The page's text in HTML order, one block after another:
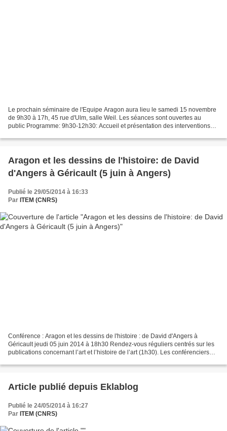
Le prochain séminaire de l'Equipe Aragon aura lieu le samedi 15 novembre
de 9h30 à 17h, 45 rue d'Ulm, salle Weil. Les séances sont ouvertes au
public Programme: 9h30-12h30: Accueil et présentation des interventions
Aragon et les dessins de l'histoire: de David
d'Angers à Géricault (5 juin à Angers)
Publié le 29/05/2014 à 16:33
Par ITEM (CNRS)
Conférence : Aragon et les dessins de l'histoire : de David d'Angers à
Géricault jeudi 05 juin 2014 à 18h30 Rendez-vous réguliers centrés sur les
publications concernant l’art et l’histoire de l’art (1h30). Les conférenciers
Article publié depuis Eklablog
Publié le 24/05/2014 à 16:27
Par ITEM (CNRS)